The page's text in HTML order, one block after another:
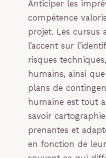
Anticiper les
compétence
projet. Les cursus
l’accent sur
risques
humains, ainsi
plans de
humaine est tout
savoir
prenantes et
en fonction de